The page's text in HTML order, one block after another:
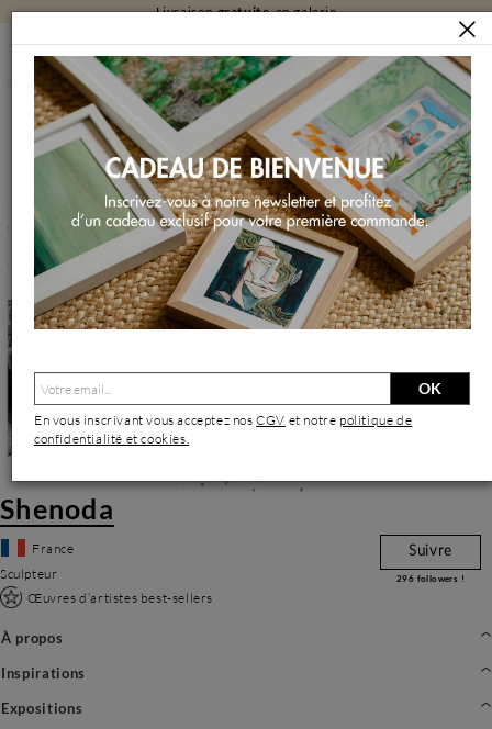
Livraisongratuiteen galerie
ARTISTES SHENODA
Shenoda | Artiste Contemporain : Oeuvres & Biographie
Shenoda
France
Sculpteur
Œuvres d’artistes best-sellers
Suivre
296 followers !
À propos
Inspirations
Expositions
OK
En vous inscrivant vous acceptez nosCGV et notre politique de
confidentialité et cookies.